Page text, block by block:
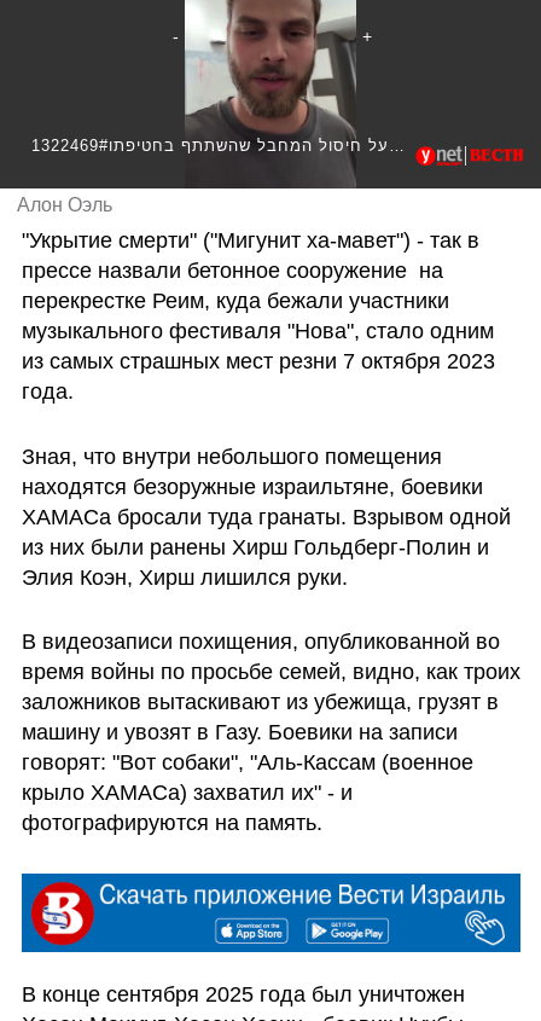
1322469#אלון אהל בתגובה להודעה על חיסול המחבל שהשתתף בחטיפתו
Алон Оэль
"Укрытие смерти" ("Мигунит ха-мавет") - так в
прессе назвали бетонное сооружение  на
перекрестке Реим, куда бежали участники
музыкального фестиваля "Нова", стало одним
из самых страшных мест резни 7 октября 2023
года.
Зная, что внутри небольшого помещения
находятся безоружные израильтяне, боевики
ХАМАСа бросали туда гранаты. Взрывом одной
из них были ранены Хирш Гольдберг-Полин и
Элия Коэн, Хирш лишился руки.
В видеозаписи похищения, опубликованной во
время войны по просьбе семей, видно, как троих
заложников вытаскивают из убежища, грузят в
машину и увозят в Газу. Боевики на записи
говорят: "Вот собаки", "Аль-Кассам (военное
крыло ХАМАСа) захватил их" - и
фотографируются на память.
В конце сентября 2025 года был уничтожен